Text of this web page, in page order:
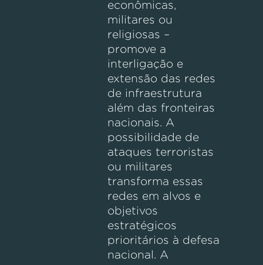
econômicas,
militares ou
religiosas –
promove a
interligação e
extensão das redes
de infraestrutura
além das fronteiras
nacionais. A
possibilidade de
ataques terroristas
ou militares
transforma essas
redes em alvos e
objetivos
estratégicos
prioritários à defesa
nacional. A